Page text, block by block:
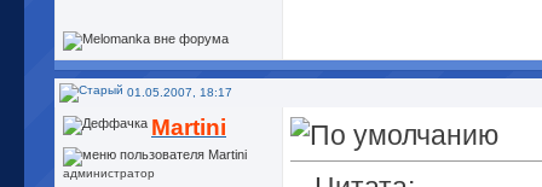
Last.fm
01.05.2007, 18:17
Martini
администратор